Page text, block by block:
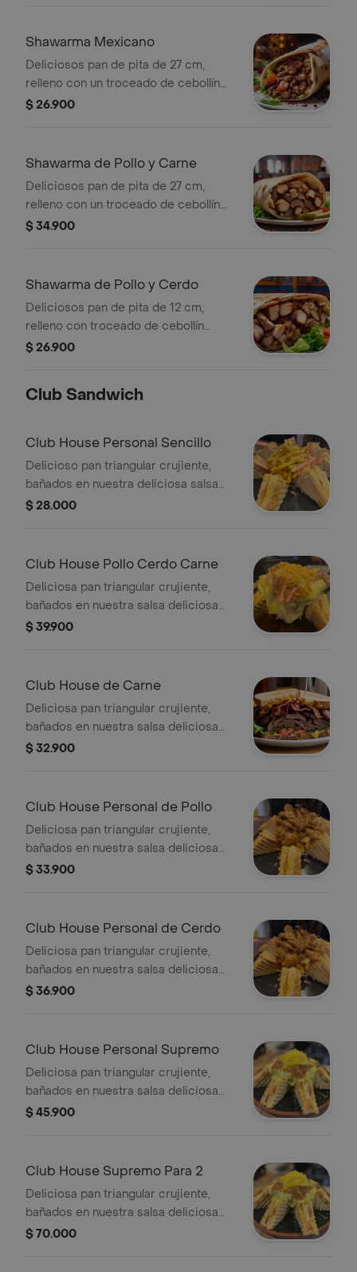
cremosa.
Shawarma Mexicano
Deliciosos pan de pita de 27 cm,
relleno con un troceado de cebollín
chino y tomate, con carne de res
$ 26.900
Shawarma de Pollo y Carne
Deliciosos pan de pita de 27 cm,
relleno con un troceado de cebollín
chino y tomate, con trozos de
cremosa.
$ 34.900
Shawarma de Pollo y Cerdo
Deliciosos pan de pita de 12 cm,
relleno con troceado de cebollín
chino y tomate, con trozos de
cremosa.
$ 26.900
Club Sandwich
Club House Personal Sencillo
Delicioso pan triangular crujiente,
bañados en nuestra deliciosa salsa
rosada, tartara y salsa de tomate,
americano, junto un mix de papas
$ 28.000
Club House Pollo Cerdo Carne
Deliciosa pan triangular crujiente,
bañados en nuestra salsa deliciosa
rosada, tartara y salsa de tomate,
americano, junto un mix de papas
grill, con tocineta, gratinado en
mozarella y queso holandés rayado.
$ 39.900
Club House de Carne
Deliciosa pan triangular crujiente,
bañados en nuestra salsa deliciosa
rosada, tartara y salsa de tomate,
americano, junto un mix de papas
$ 32.900
Club House Personal de Pollo
Deliciosa pan triangular crujiente,
bañados en nuestra salsa deliciosa
rosada, tartara y salsa de tomate,
americano, junto un mix de papas
queso costeño rayado.
$ 33.900
Club House Personal de Cerdo
Deliciosa pan triangular crujiente,
bañados en nuestra salsa deliciosa
rosada, tartara y salsa de tomate,
americano, junto un mix de papas
francesas, pulpa de cerdo grill y
queso costeño rayado.
$ 36.900
Club House Personal Supremo
Deliciosa pan triangular crujiente,
bañados en nuestra salsa deliciosa
rosada, tartara y salsa de tomate,
americano, junto un mix de papas
francesas, pollo grill, cerdo grill,
tocineta, mozarella gratinado y queso
holandés rayado
$ 45.900
Club House Supremo Para 2
Deliciosa pan triangular crujiente,
bañados en nuestra salsa deliciosa
rosada, tartara y salsa de tomate,
$ 70.000